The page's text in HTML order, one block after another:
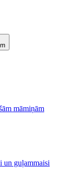
māmiņām
un guļammaisi